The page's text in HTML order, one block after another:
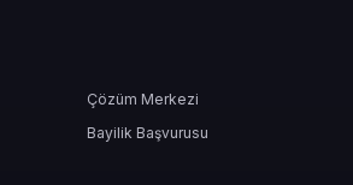
Çözüm Merkezi
Bayilik Başvurusu